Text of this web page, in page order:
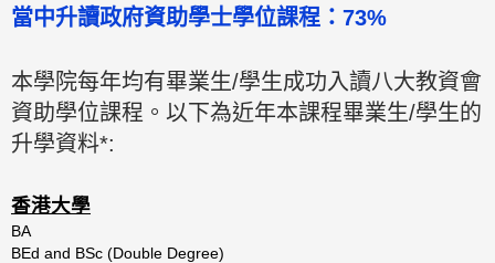
當中升讀政府資助學士學位課程：73%
本學院每年均有畢業生/學生成功入讀八大教資會
資助學位課程。以下為近年本課程畢業生/學生的
升學資料*:
香港大學
BA
BEd and BSc (Double Degree)